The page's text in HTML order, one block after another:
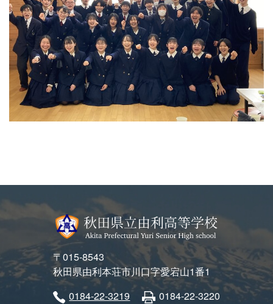
〒015-8543
秋田県由利本荘市川口字愛宕山1番1
0184-22-3219
0184-22-3220